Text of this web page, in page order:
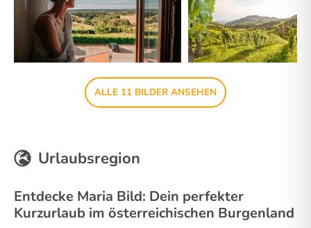
ALLE 11 BILDER ANSEHEN
Urlaubsregion
Entdecke Maria Bild: Dein perfekter
Kurzurlaub im österreichischen Burgenland